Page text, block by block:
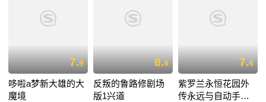
7.9
哆啦a梦新大雄的大
魔境
8.4
反叛的鲁路修剧场
版1兴道
7.4
紫罗兰永恒花园外
传永远与自动手记